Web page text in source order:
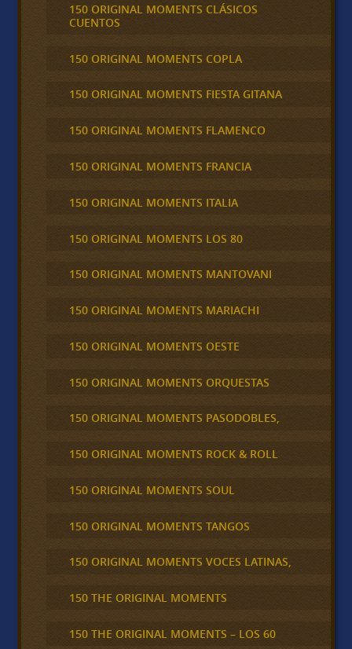
150 ORIGINAL MOMENTS CLÁSICOS
CUENTOS
150 ORIGINAL MOMENTS COPLA
150 ORIGINAL MOMENTS FIESTA GITANA
150 ORIGINAL MOMENTS FLAMENCO
150 ORIGINAL MOMENTS FRANCIA
150 ORIGINAL MOMENTS ITALIA
150 ORIGINAL MOMENTS LOS 80
150 ORIGINAL MOMENTS MANTOVANI
150 ORIGINAL MOMENTS MARIACHI
150 ORIGINAL MOMENTS OESTE
150 ORIGINAL MOMENTS ORQUESTAS
150 ORIGINAL MOMENTS PASODOBLES,
150 ORIGINAL MOMENTS ROCK & ROLL
150 ORIGINAL MOMENTS SOUL
150 ORIGINAL MOMENTS TANGOS
150 ORIGINAL MOMENTS VOCES LATINAS,
150 THE ORIGINAL MOMENTS
150 THE ORIGINAL MOMENTS – LOS 60